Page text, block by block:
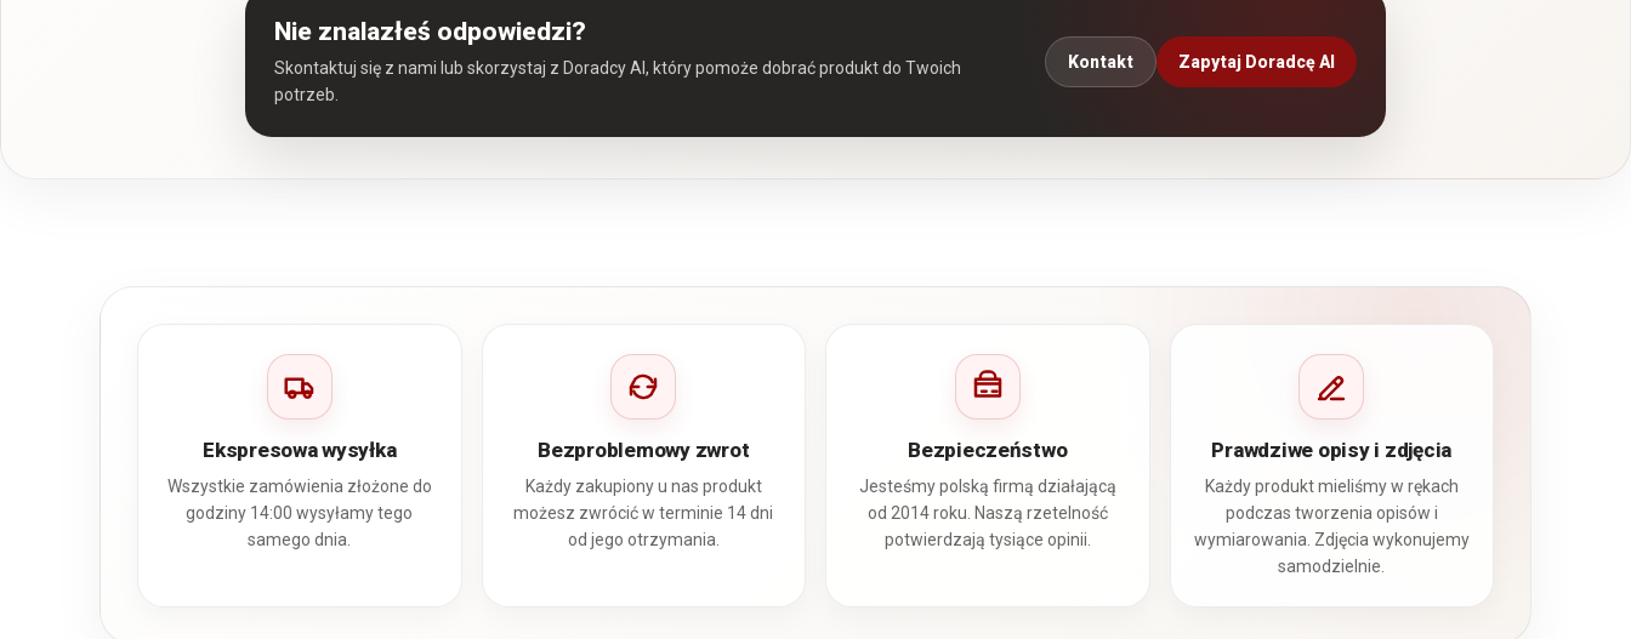
Nie znalazłeś odpowiedzi?
Skontaktuj się z nami lub skorzystaj z Doradcy AI, który pomoże dobrać produkt do Twoich
potrzeb.
Kontakt Zapytaj Doradcę AI
Ekspresowa wysyłka
Wszystkie zamówienia złożone do
godziny 14:00 wysyłamy tego
samego dnia.
Bezproblemowy zwrot
Każdy zakupiony u nas produkt
możesz zwrócić w terminie 14 dni
od jego otrzymania.
Bezpieczeństwo
Jesteśmy polską firmą działającą
od 2014 roku. Naszą rzetelność
potwierdzają tysiące opinii.
Prawdziwe opisy i zdjęcia
Każdy produkt mieliśmy w rękach
podczas tworzenia opisów i
wymiarowania. Zdjęcia wykonujemy
samodzielnie.